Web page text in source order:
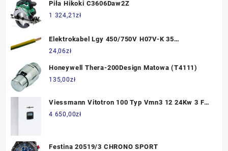
Piła Hikoki C3606Daw2Z
1 324,21zł
Elektrokabel Lgy 450/750V H07V-K 35
Żółtozielony 100mb
24,06zł
Honeywell Thera-200Design Matowa (T4111)
135,00zł
Viessmann Vitotron 100 Typ Vmn3 12 24Kw 3 Fz
Kocioł Elektryczny Z Naczyniem Przeponowym
4 650,00zł
Festina 20519/3 CHRONO SPORT